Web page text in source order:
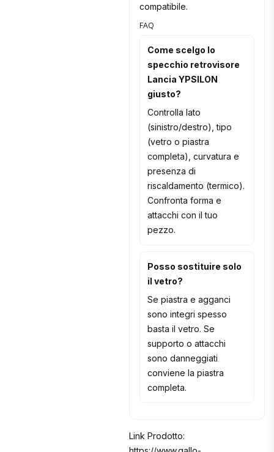
compatibile.
FAQ
Come scelgo lo
specchio retrovisore
Lancia YPSILON
giusto?
Controlla lato
(sinistro/destro), tipo
(vetro o piastra
completa), curvatura e
presenza di
riscaldamento (termico).
Confronta forma e
attacchi con il tuo
pezzo.
Posso sostituire solo
il vetro?
Se piastra e agganci
sono integri spesso
basta il vetro. Se
supporto o attacchi
sono danneggiati
conviene la piastra
completa.
Link Prodotto: